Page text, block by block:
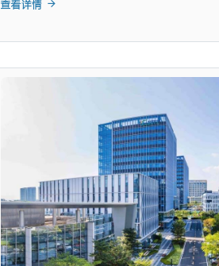
查看详情